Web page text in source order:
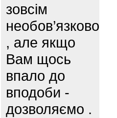
зовсім
необов’язково
, але якщо
Вам щось
впало до
вподоби -
дозволяємо .